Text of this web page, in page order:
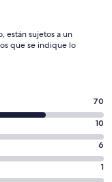
están sujetos a un
que se indique lo
70
10
6
1